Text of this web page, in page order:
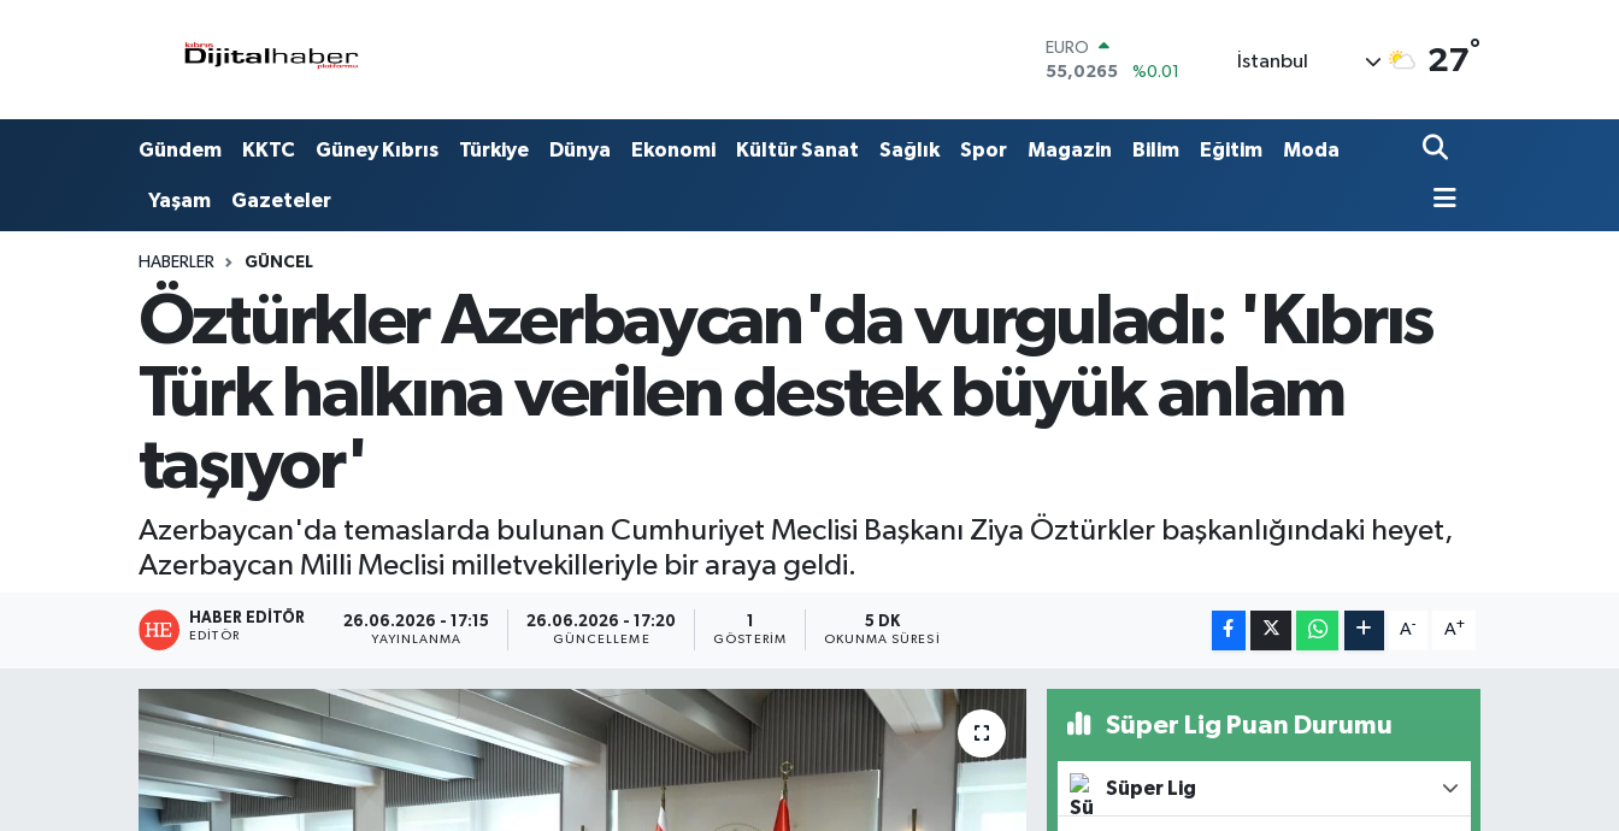
EURO
55,0265
%0.01
64,1897
%0.02
GRAM ALTIN
47,7069
%0.17
İstanbul 27°
Gündem KKTC Güney Kıbrıs Türkiye Dünya Ekonomi Kültür Sanat Sağlık Spor Magazin Bilim Eğitim Moda
Yaşam Gazeteler
HABERLER GÜNCEL
Öztürkler Azerbaycan'da vurguladı: 'Kıbrıs
Türk halkına verilen destek büyük anlam
taşıyor'
Azerbaycan'da temaslarda bulunan Cumhuriyet Meclisi Başkanı Ziya Öztürkler başkanlığındaki heyet,
Azerbaycan Milli Meclisi milletvekilleriyle bir araya geldi.
HABER EDITÖR
EDITÖR
26.06.2026 - 17:15
YAYINLANMA
26.06.2026 - 17:20
GÜNCELLEME
1
GÖSTERIM
5 DK
OKUNMA SÜRESI
A- A+
Süper Lig Puan Durumu
Süper Lig
Trafik Durumu
Süper Lig Puan Durumu ve Fikstür
Son Dakika Haberleri